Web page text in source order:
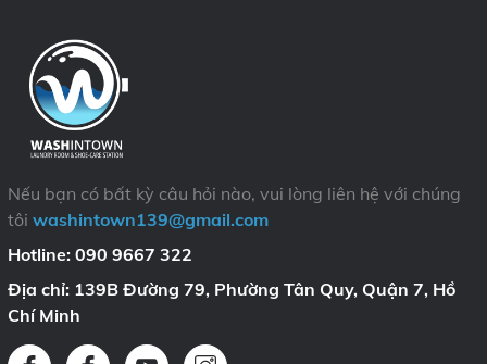
Nếu bạn có bất kỳ câu hỏi nào, vui lòng liên hệ với chúng
tôi washintown139@gmail.com
Hotline: 090 9667 322
Địa chỉ: 139B Đường 79, Phường Tân Quy, Quận 7, Hồ
Chí Minh